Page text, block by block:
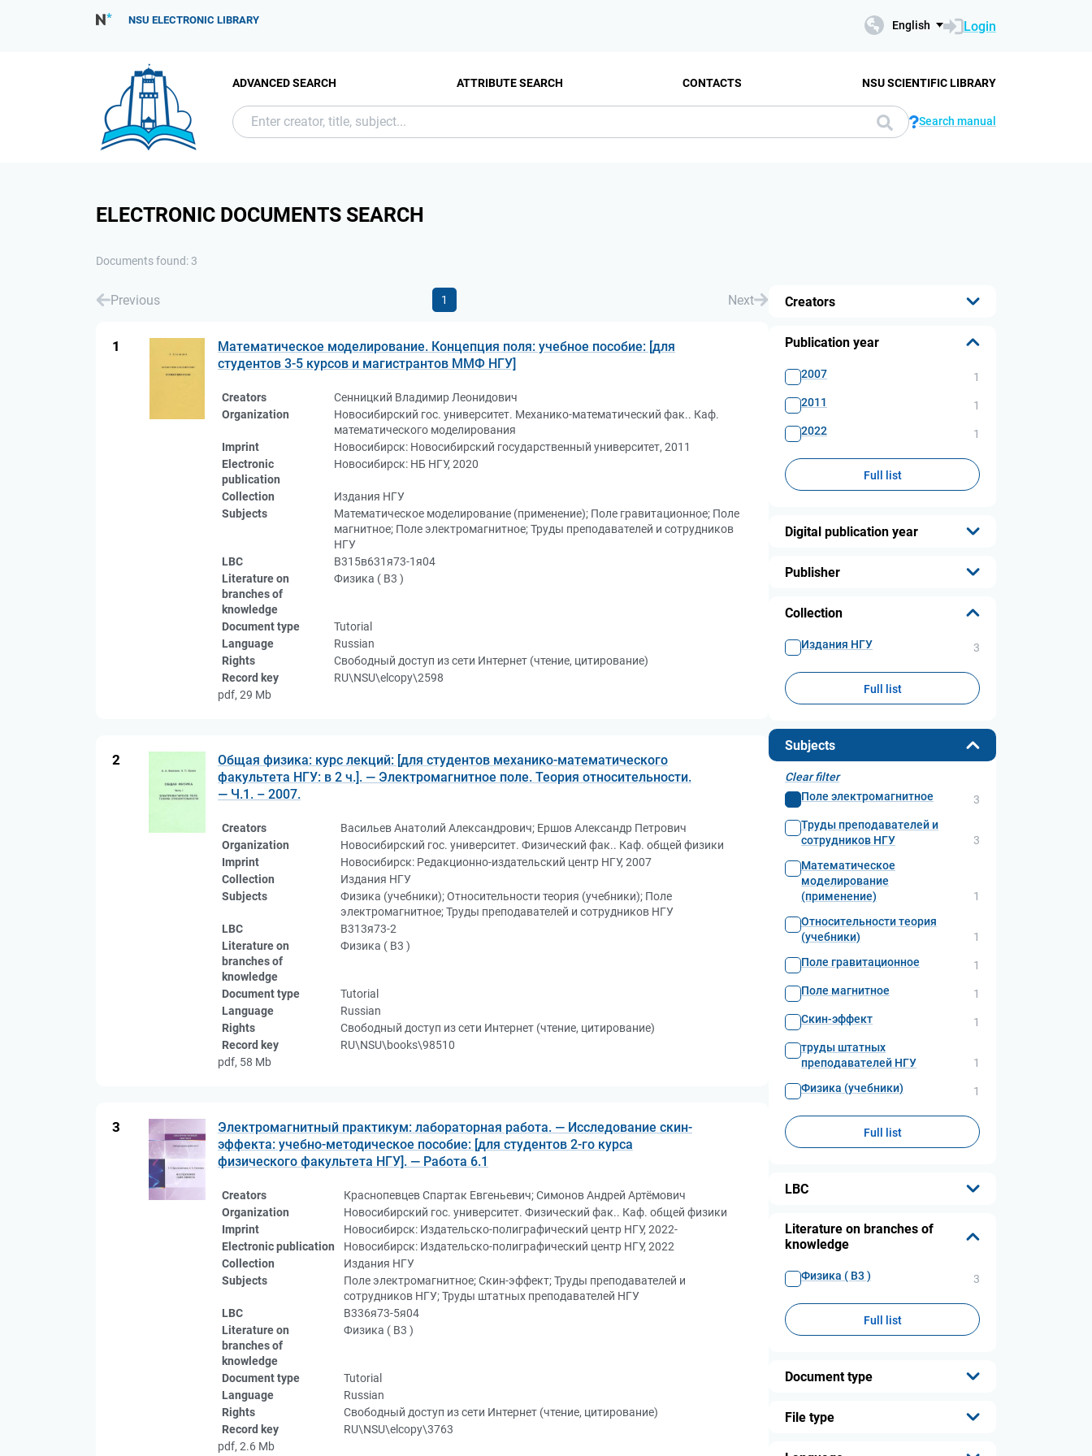
NSU ELECTRONIC LIBRARY English Login
ADVANCED SEARCH ATTRIBUTE SEARCH CONTACTS NSU SCIENTIFIC LIBRARY
Search manual
ELECTRONIC DOCUMENTS SEARCH
Documents found: 3
Previous 1 Next
1
Математическое моделирование. Концепция поля: учебное пособие: [для
студентов 3-5 курсов и магистрантов ММФ НГУ]
Creators
Сенницкий Владимир Леонидович
Organization
Новосибирский гос. университет. Механико-математический фак.. Каф.
математического моделирования
Imprint
Новосибирск: Новосибирский государственный университет, 2011
Electronic
publication
Новосибирск: НБ НГУ, 2020
Collection
Издания НГУ
Subjects
Математическое моделирование (применение); Поле гравитационное; Поле
магнитное; Поле электромагнитное; Труды преподавателей и сотрудников
НГУ
LBC
В315в631я73-1я04
Literature on
branches of
knowledge
Физика ( В3 )
Document type
Tutorial
Language
Russian
Rights
Свободный доступ из сети Интернет (чтение, цитирование)
Record key
RU\NSU\elcopy\2598
pdf, 29 Mb
2
Общая физика: курс лекций: [для студентов механико-математического
факультета НГУ: в 2 ч.]. — Электромагнитное поле. Теория относительности.
— Ч.1. – 2007.
Creators
Васильев Анатолий Александрович; Ершов Александр Петрович
Organization
Новосибирский гос. университет. Физический фак.. Каф. общей физики
Imprint
Новосибирск: Редакционно-издательский центр НГУ, 2007
Collection
Издания НГУ
Subjects
Физика (учебники); Относительности теория (учебники); Поле
электромагнитное; Труды преподавателей и сотрудников НГУ
LBC
В313я73-2
Literature on
branches of
knowledge
Физика ( В3 )
Document type
Tutorial
Language
Russian
Rights
Свободный доступ из сети Интернет (чтение, цитирование)
Record key
RU\NSU\books\98510
pdf, 58 Mb
3
Электромагнитный практикум: лабораторная работа. — Исследование скин-
эффекта: учебно-методическое пособие: [для студентов 2-го курса
физического факультета НГУ]. — Работа 6.1
Creators
Краснопевцев Спартак Евгеньевич; Симонов Андрей Артёмович
Organization
Новосибирский гос. университет. Физический фак.. Каф. общей физики
Imprint
Новосибирск: Издательско-полиграфический центр НГУ, 2022-
Electronic publication
Новосибирск: Издательско-полиграфический центр НГУ, 2022
Collection
Издания НГУ
Subjects
Поле электромагнитное; Скин-эффект; Труды преподавателей и
сотрудников НГУ; Труды штатных преподавателей НГУ
LBC
В336я73-5я04
Literature on
branches of
knowledge
Физика ( В3 )
Document type
Tutorial
Language
Russian
Rights
Свободный доступ из сети Интернет (чтение, цитирование)
Record key
RU\NSU\elcopy\3763
pdf, 2.6 Mb
Creators
Publication year
2007
1
2011
1
2022
1
Full list
Digital publication year
Publisher
Collection
Издания НГУ 3
Full list
Subjects
Clear filter
Поле электромагнитное
3
Труды преподавателей и
сотрудников НГУ
3
Математическое
моделирование
(применение)
1
Относительности теория
(учебники)
1
Поле гравитационное
1
Поле магнитное
1
Скин-эффект
1
труды штатных
преподавателей НГУ
1
Физика (учебники)
1
Full list
LBC
...
Literature on branches of
knowledge
Физика ( В3 ) 3
Full list
Document type
File type